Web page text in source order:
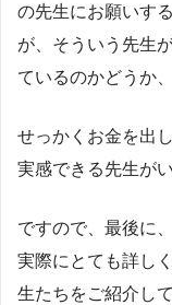
の先生にお願いす
が、そういう先生
ているのかどうか
せっかくお金を出
実感できる先生が
ですので、最後に
実際にとても詳し
生たちをご紹介し